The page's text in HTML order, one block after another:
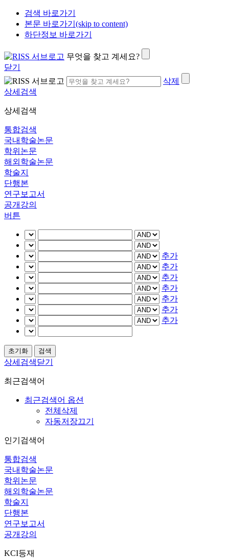
검색 바로가기
본문 바로가기(skip to content)
하단정보 바로가기
무엇을 찾고 계세요?
닫기
삭제
상세검색
상세검색
통합검색
국내학술논문
학위논문
해외학술논문
학술지
단행본
연구보고서
공개강의
버튼
추가
추가
추가
추가
추가
추가
추가
상세검색닫기
최근검색어
최근검색어 옵션
전체삭제
자동저장끄기
인기검색어
통합검색
국내학술논문
학위논문
해외학술논문
학술지
단행본
연구보고서
공개강의
KCI등재